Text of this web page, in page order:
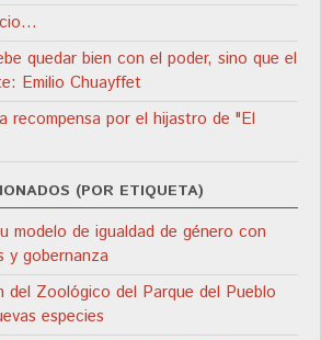
quedar bien con el poder, sino que el
Emilio Chuayffet
recompensa por el hijastro de "El
(POR ETIQUETA)
modelo de igualdad de género con
y gobernanza
del Zoológico del Parque del Pueblo
especies